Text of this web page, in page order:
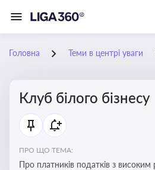
Головна Теми в центрі уваги
Клуб білого бізнесу
ПРО ЩО ТЕМА:
Про платників податків з високим